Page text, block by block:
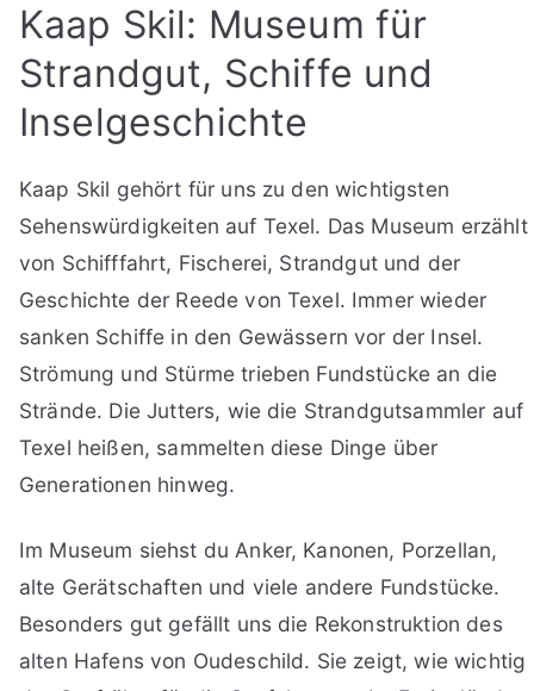
Kaap Skil: Museum für
Strandgut, Schiffe und
Inselgeschichte
Kaap Skil gehört für uns zu den wichtigsten
Sehenswürdigkeiten auf Texel. Das Museum erzählt
von Schifffahrt, Fischerei, Strandgut und der
Geschichte der Reede von Texel. Immer wieder
sanken Schiffe in den Gewässern vor der Insel.
Strömung und Stürme trieben Fundstücke an die
Strände. Die Jutters, wie die Strandgutsammler auf
Texel heißen, sammelten diese Dinge über
Generationen hinweg.
Im Museum siehst du Anker, Kanonen, Porzellan,
alte Gerätschaften und viele andere Fundstücke.
Besonders gut gefällt uns die Rekonstruktion des
alten Hafens von Oudeschild. Sie zeigt, wie wichtig